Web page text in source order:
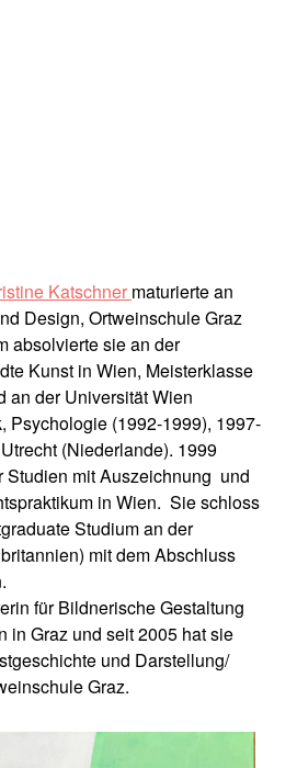
Katschner maturierte an
Design, Ortweinschule Graz
absolvierte sie an der
Kunst in Wien, Meisterklasse
an der Universität Wien
Psychologie (1992-1999), 1997-
(Niederlande). 1999
Studien mit Auszeichnung und
in Wien. Sie schloss
Studium an der
mit dem Abschluss
für Bildnerische Gestaltung
in Graz und seit 2005 hat sie
und Darstellung/
Graz.